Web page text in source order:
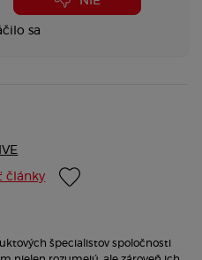
sa
články
špecialistov spoločnosti